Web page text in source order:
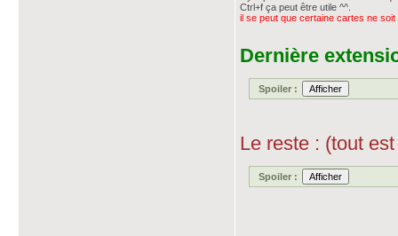
Ctrl+f ça peut être utile ^^.
il se peut que certaine cartes ne
Dernière
Spoiler :
Le reste : (tout
Spoiler :